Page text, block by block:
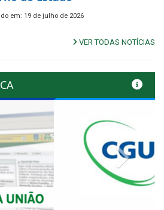
em: 19 de julho de 2026
VER TODAS NOTÍCIAS
Next